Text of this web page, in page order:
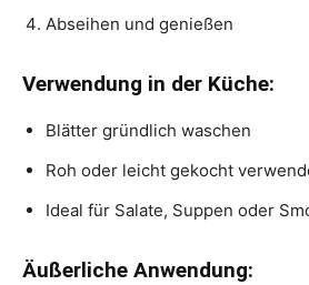
Abseihen und genießen
Verwendung in der Küche:
Blätter gründlich waschen
Roh oder leicht gekocht
Ideal für Salate, Suppen oder
Äußerliche Anwendung: